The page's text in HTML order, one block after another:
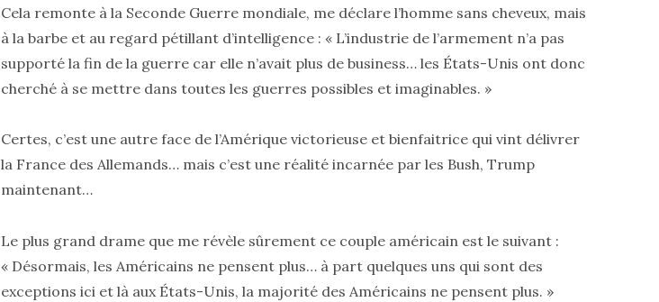
Cela remonte à la Seconde Guerre mondiale, me déclare l’homme sans cheveux, mais
à la barbe et au regard pétillant d’intelligence : « L’industrie de l’armement n’a pas
supporté la fin de la guerre car elle n’avait plus de business… les États-Unis ont donc
cherché à se mettre dans toutes les guerres possibles et imaginables. »
Certes, c’est une autre face de l’Amérique victorieuse et bienfaitrice qui vint délivrer
la France des Allemands… mais c’est une réalité incarnée par les Bush, Trump
maintenant…
Le plus grand drame que me révèle sûrement ce couple américain est le suivant :
« Désormais, les Américains ne pensent plus… à part quelques uns qui sont des
exceptions ici et là aux États-Unis, la majorité des Américains ne pensent plus. »